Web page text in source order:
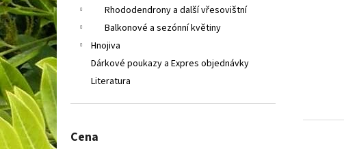
Rhododendrony a další vřesovištní
Balkonové a sezónní květiny
Hnojiva
Dárkové poukazy a Expres objednávky
Literatura
Cena